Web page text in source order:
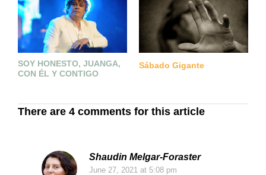
SOY HONESTO, JUANGA,
CON ÉL Y CONTIGO
Sábado Gigante
There are 4 comments for this article
Shaudin Melgar-Foraster
June 27, 2021 at 5:08 pm